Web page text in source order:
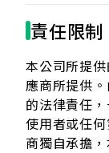
責任限制
本公司所提
應商所提供
的法律責任
使用者或任
商獨自承擔